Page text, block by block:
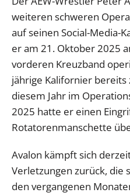
weiteren schweren
auf seinen Social-Media-
er am 21. Oktober 2025
vorderen Kreuzband
jährige Kalifornier bereits
diesem Jahr im
2025 hatte er einen
Rotatorenmanschette
Avalon kämpft sich
Verletzungen zurück, die
den vergangenen